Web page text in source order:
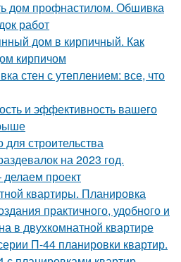
дом профнастилом. Обшивка
работ
дом в кирпичный. Как
кирпичом
стен с утеплением: все, что
и эффективность вашего
для строительства
на 2023 год.
проект
квартиры. Планировка
практичного, удобного и
в двухкомнатной квартире
П-44 планировки квартир.